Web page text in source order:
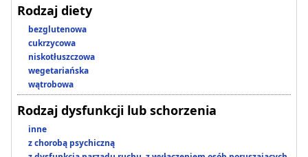
Rodzaj diety
bezglutenowa
cukrzycowa
niskotłuszczowa
wegetariańska
wątrobowa
Rodzaj dysfunkcji lub schorzenia
inne
z chorobą psychiczną